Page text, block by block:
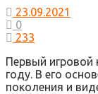
23.09.2021
0
233
Первый
году. В его
поколения и